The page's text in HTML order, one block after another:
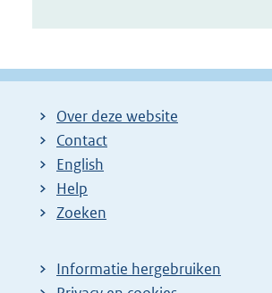
Over deze website
Contact
English
Help
Zoeken
Informatie hergebruiken